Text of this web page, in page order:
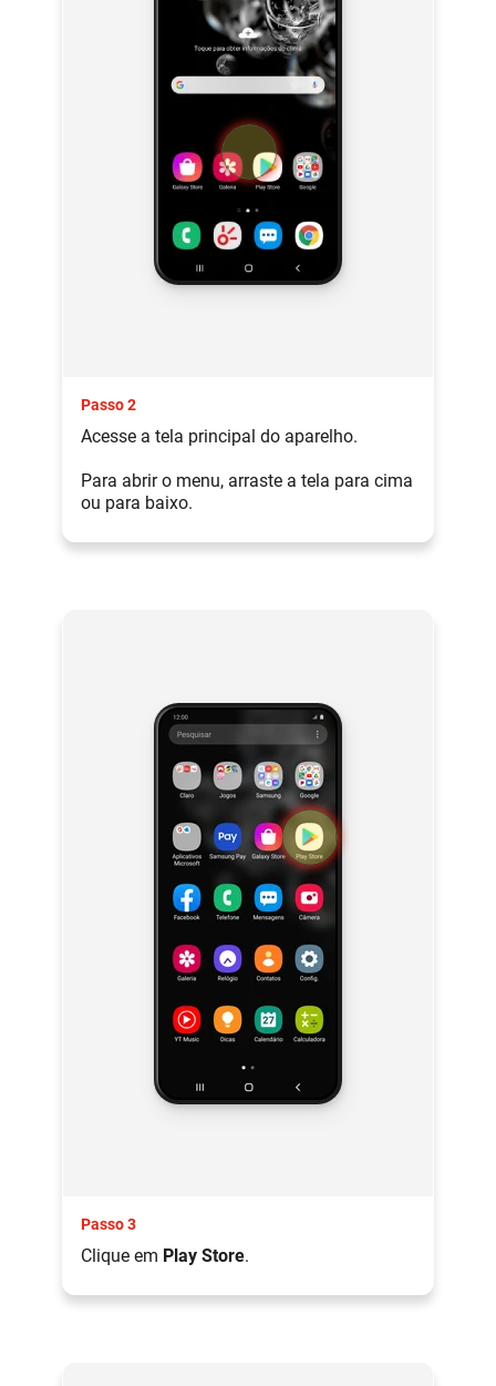
Passo 2
Acesse a tela principal do aparelho.
Para abrir o menu, arraste a tela para cima
ou para baixo.
Passo 3
Clique em Play Store.